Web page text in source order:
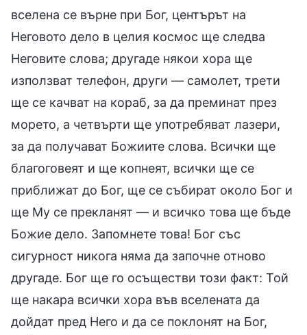
вселена се върне при Бог, центърът на
Неговото дело в целия космос ще следва
Неговите слова; другаде някои хора ще
използват телефон, други — самолет, трети
ще се качват на кораб, за да преминат през
морето, а четвърти ще употребяват лазери,
за да получават Божиите слова. Всички ще
благоговеят и ще копнеят, всички ще се
приближат до Бог, ще се събират около Бог и
ще Му се прекланят — и всичко това ще бъде
Божие дело. Запомнете това! Бог със
сигурност никога няма да започне отново
другаде. Бог ще го осъществи този факт: Той
ще накара всички хора във вселената да
дойдат пред Него и да се поклонят на Бог,